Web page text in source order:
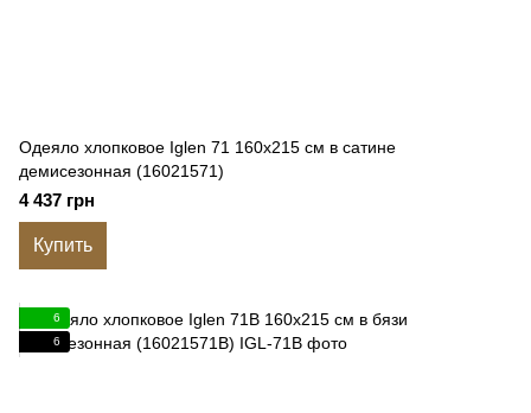
Одеяло хлопковое Iglen 71 160x215 см в сатине
демисезонная (16021571)
4 437 грн
Купить
6
6